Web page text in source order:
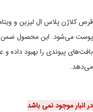
پوست می‌شود. این محصول ضمن
بافت‌های پیوندی را بهبود
می‌دهد.
در انبار موجود نمی باشد